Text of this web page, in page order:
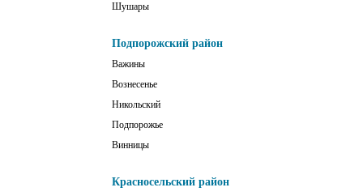
Шушары
Подпорожский район
Важины
Вознесенье
Никольский
Подпорожье
Винницы
Красносельский район